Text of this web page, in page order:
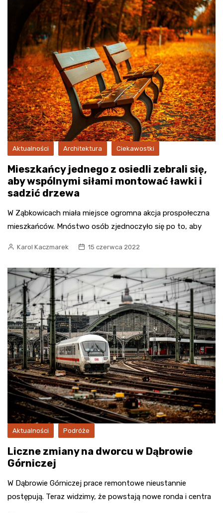
Aktualności Architektura Ciekawostki
Mieszkańcy jednego z osiedli zebrali się,
aby wspólnymi siłami montować ławki i
sadzić drzewa
W Ząbkowicach miała miejsce ogromna akcja prospołeczna
mieszkańców. Mnóstwo osób zjednoczyło się po to, aby
Karol Kaczmarek 15 czerwca 2022
Aktualności Podróże
Liczne zmiany na dworcu w Dąbrowie
Górniczej
W Dąbrowie Górniczej prace remontowe nieustannie
postępują. Teraz widzimy, że powstają nowe ronda i centra